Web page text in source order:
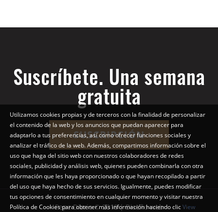
Suscríbete. Una semana
gratuita
SUSCRIPCIÓN
Pepe Diario © 2018 | Diseño web
Utilizamos cookies propias y de terceros con la finalidad de personalizar
el contenido de la web y los anuncios que puedan aparecer para
adaptarlo a tus preferencias, así como ofrecer funciones sociales y
analizar el tráfico de la web. Además, compartimos información sobre el
uso que haga del sitio web con nuestros colaboradores de redes
sociales, publicidad y análisis web, quienes pueden combinarla con otra
información que les haya proporcionado o que hayan recopilado a partir
del uso que haya hecho de sus servicios. Igualmente, puedes modificar
tus opciones de consentimiento en cualquier momento y visitar nuestra
Política de Cookies para obtener más información haciendo clicView